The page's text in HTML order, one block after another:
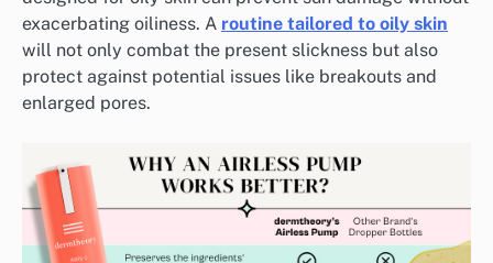
exacerbating oiliness. A routine tailored to oily skin
will not only combat the present slickness but also
protect against potential issues like breakouts and
enlarged pores.